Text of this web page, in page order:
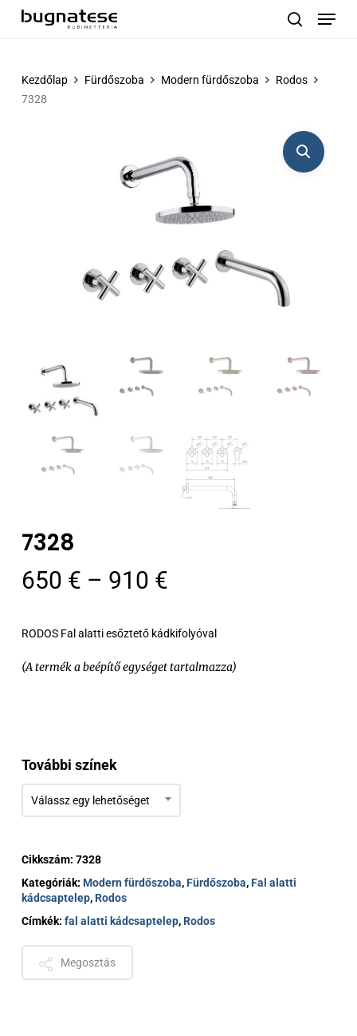
Menu
Kezdőlap Fürdőszoba Modern fürdőszoba
Rodos
7328
7328
650 € – 910 €Ártartomány:
-
RODOS Fal alatti esőztető kádkifolyóval
(A termék a beépítő egységet tartalmazza)
További színek
Válassz egy lehetőséget
Cikkszám: 7328
Kategóriák: Modern fürdőszoba,Fürdőszoba,Fal alatti
kádcsaptelep,Rodos
Címkék: fal alatti kádcsaptelep,Rodos
Megosztás